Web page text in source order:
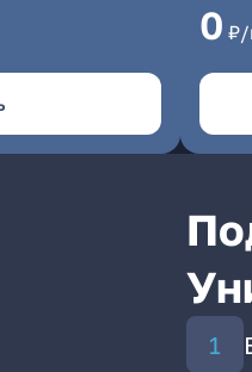
0 ₽/